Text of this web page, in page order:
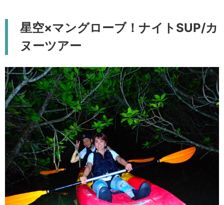
星空×マングローブ！ナイトSUP/カ
ヌーツアー